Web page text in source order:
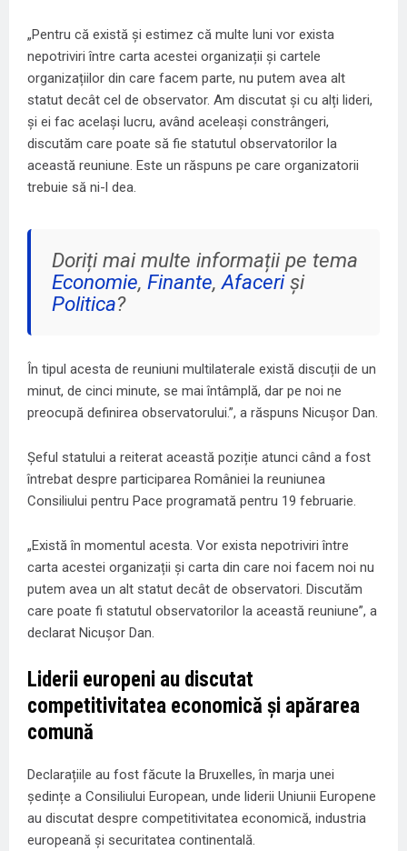
„Pentru că există și estimez că multe luni vor exista
nepotriviri între carta acestei organizații și cartele
organizațiilor din care facem parte, nu putem avea alt
statut decât cel de observator. Am discutat și cu alți lideri,
și ei fac același lucru, având aceleași constrângeri,
discutăm care poate să fie statutul observatorilor la
această reuniune. Este un răspuns pe care organizatorii
trebuie să ni-l dea.
Doriți mai multe informații pe tema
Economie, Finante,Afaceriși
Politica?
În tipul acesta de reuniuni multilaterale există discuții de un
minut, de cinci minute, se mai întâmplă, dar pe noi ne
preocupă definirea observatorului.”, a răspuns Nicuşor Dan.
Șeful statului a reiterat această poziție atunci când a fost
întrebat despre participarea României la reuniunea
Consiliului pentru Pace programată pentru 19 februarie.
„Există în momentul acesta. Vor exista nepotriviri între
carta acestei organizații și carta din care noi facem noi nu
putem avea un alt statut decât de observatori. Discutăm
care poate fi statutul observatorilor la această reuniune”, a
declarat Nicușor Dan.
Liderii europeni au discutat
competitivitatea economică și apărarea
comună
Declarațiile au fost făcute la Bruxelles, în marja unei
ședințe a Consiliului European, unde liderii Uniunii Europene
au discutat despre competitivitatea economică, industria
europeană și securitatea continentală.